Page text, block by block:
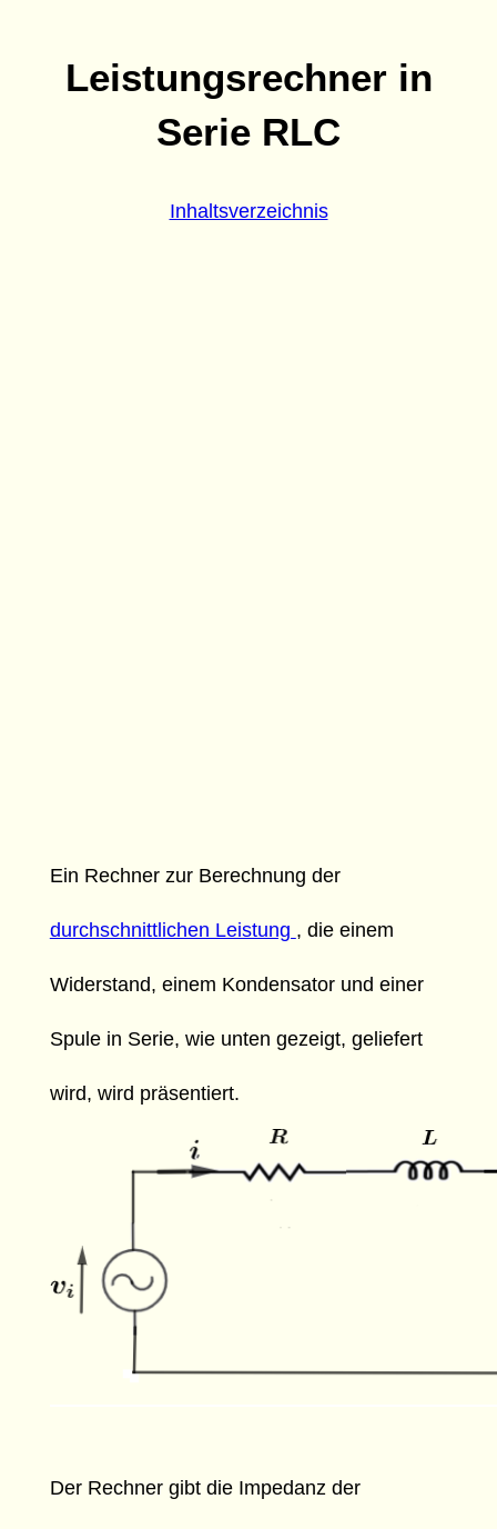
Leistungsrechner in
Serie RLC
Inhaltsverzeichnis
Ein Rechner zur Berechnung der
durchschnittlichen Leistung , die einem
Widerstand, einem Kondensator und einer
Spule in Serie, wie unten gezeigt, geliefert
wird, wird präsentiert.
Der Rechner gibt die Impedanz der